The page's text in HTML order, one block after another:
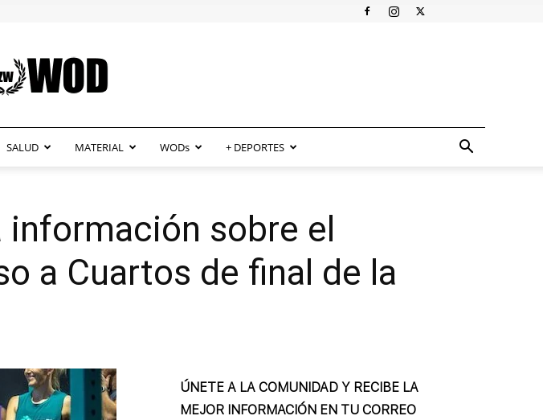
ZonaWOD
SALUD MATERIAL WODs + DEPORTES
información sobre el
a Cuartos de final de la
ÚNETE A LA COMUNIDAD Y RECIBE LA
MEJOR INFORMACIÓN EN TU CORREO